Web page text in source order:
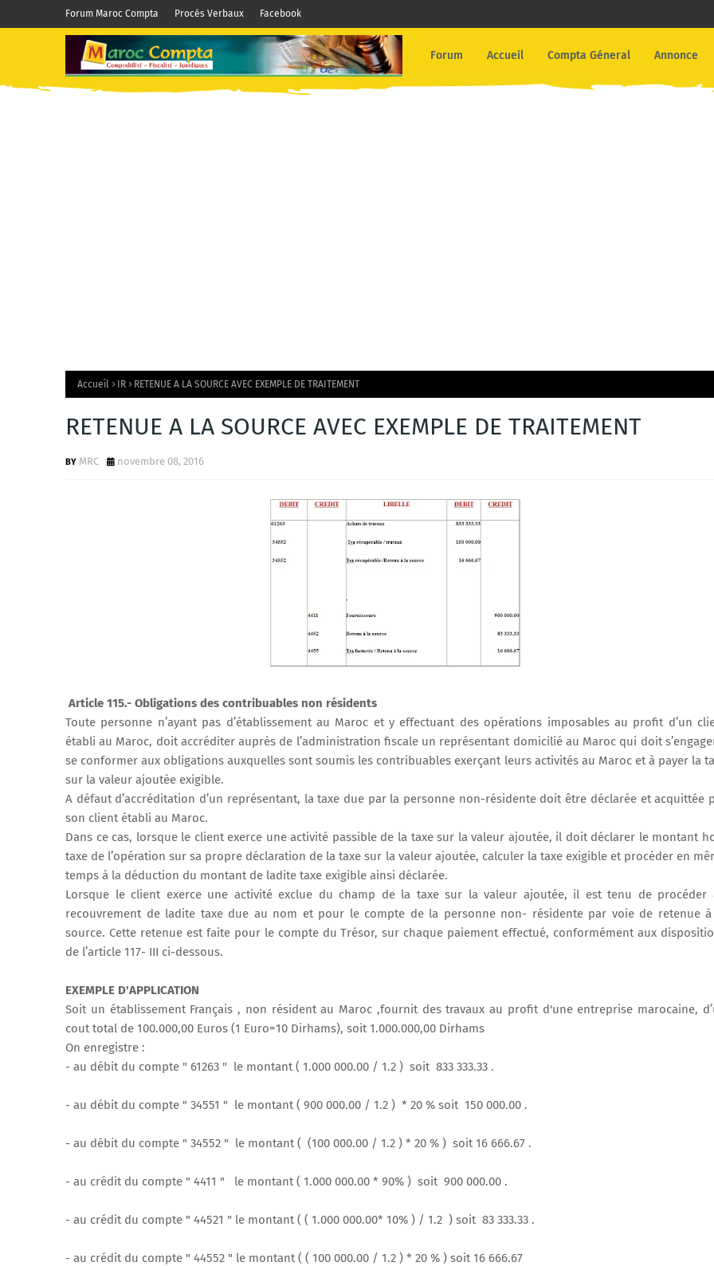
Forum Maroc Compta Procés Verbaux Facebook
Forum Accueil Compta Géneral Annonce
Accueil IR RETENUE A LA SOURCE AVEC EXEMPLE DE TRAITEMENT
RETENUE A LA SOURCE AVEC EXEMPLE DE TRAITEMENT
MRC novembre 08, 2016
Article 115.- Obligations des contribuables non résidents
Toute personne n’ayant pas d’établissement au Maroc et y effectuant des opérations imposables au profit d’un
établi au Maroc, doit accréditer auprès de l’administration fiscale un représentant domicilié au Maroc qui doit
se conformer aux obligations auxquelles sont soumis les contribuables exerçant leurs activités au Maroc et à payer la
sur la valeur ajoutée exigible.
A défaut d’accréditation d’un représentant, la taxe due par la personne non-résidente doit être déclarée et acquittée
son client établi au Maroc.
Dans ce cas, lorsque le client exerce une activité passible de la taxe sur la valeur ajoutée, il doit déclarer le montant
taxe de l’opération sur sa propre déclaration de la taxe sur la valeur ajoutée, calculer la taxe exigible et procéder en
temps à la déduction du montant de ladite taxe exigible ainsi déclarée.
Lorsque le client exerce une activité exclue du champ de la taxe sur la valeur ajoutée, il est tenu de procéder
recouvrement de ladite taxe due au nom et pour le compte de la personne non- résidente par voie de retenue
source. Cette retenue est faite pour le compte du Trésor, sur chaque paiement effectué, conformément aux
de l’article 117- III ci-dessous.
EXEMPLE D'APPLICATION
Soit un établissement Français , non résident au Maroc ,fournit des travaux au profit d'une entreprise marocaine,
cout total de 100.000,00 Euros (1 Euro=10 Dirhams), soit 1.000.000,00 Dirhams
On enregistre :
- au débit du compte " 61263 " le montant ( 1.000 000.00 / 1.2 ) soit 833 333.33 .
- au débit du compte " 34551 " le montant ( 900 000.00 / 1.2 ) * 20 % soit 150 000.00 .
- au débit du compte " 34552 " le montant ( (100 000.00 / 1.2 ) * 20 % ) soit 16 666.67 .
- au crédit du compte " 4411 " le montant ( 1.000 000.00 * 90% ) soit 900 000.00 .
- au crédit du compte " 44521 " le montant ( ( 1.000 000.00* 10% ) / 1.2 ) soit 83 333.33 .
- au crédit du compte " 44552 " le montant ( ( 100 000.00 / 1.2 ) * 20 % ) soit 16 666.67